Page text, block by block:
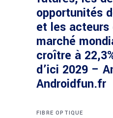
opportunités
et les
marché
croître à
d’ici 2029 –
Androidfun.fr
FIBRE OPTIQUE